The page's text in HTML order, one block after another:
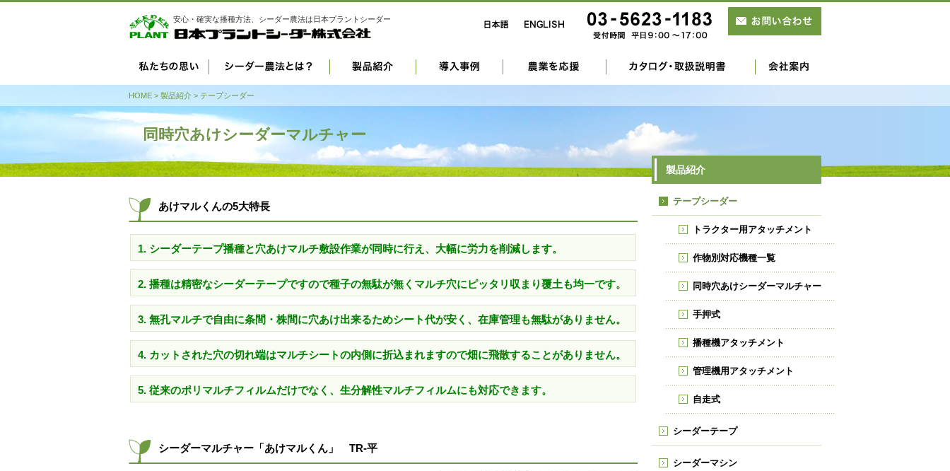
安心・確実な播種方法、シーダー農法は日本プラントシーダー
HOME > 製品紹介 > テープシーダー
同時穴あけシーダーマルチャー
あけマルくんの5大特長
1. シーダーテープ播種と穴あけマルチ敷設作業が同時に行え、大幅に労力を削減します。
2. 播種は精密なシーダーテープですので種子の無駄が無くマルチ穴にピッタリ収まり覆土も均一です。
3. 無孔マルチで自由に条間・株間に穴あけ出来るためシート代が安く、在庫管理も無駄がありません。
4. カットされた穴の切れ端はマルチシートの内側に折込まれますので畑に飛散することがありません。
5. 従来のポリマルチフィルムだけでなく、生分解性マルチフィルムにも対応できます。
シーダーマルチャー「あけマルくん」 TR-平
製品紹介
テープシーダー
トラクター用アタッチメント
作物別対応機種一覧
同時穴あけシーダーマルチャー
手押式
播種機アタッチメント
管理機用アタッチメント
自走式
シーダーテープ
シーダーマシン